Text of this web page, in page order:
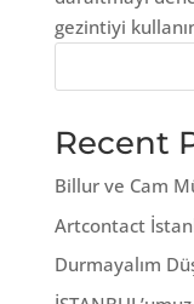
gezintiyi
Recent
Billur ve Cam
Artcontact
Durmayalım